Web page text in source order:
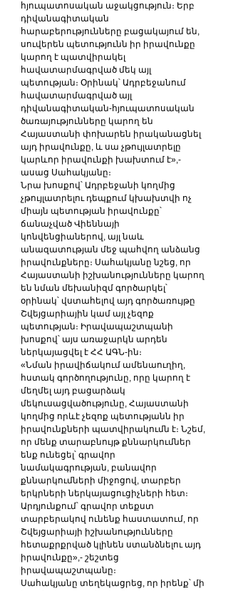
հյուպատոսական աջակցություն։ Երբ
դիվանագիտական
հարաբերությունները բացակայում են,
սուվերեն պետությունն իր իրավունքը
կարող է պատվիրակել
հավատարմագրված մեկ այլ
պետության։ Օրինակ՝ Ադրբեջանում
հավատարմագրված այլ
դիվանագիտական-հյուպատոսական
ծառայությունները կարող են
Հայաստանի փոխարեն իրականացնել
այդ իրավունքը, և սա չթույլատրելը
կարևոր իրավունքի խախտում է»,-
ասաց Սահակյանը։
Նրա խոսքով՝ Ադրբեջանի կողմից
չթույլատրելու դեպքում կխախտվի ոչ
միայն պետության իրավունքը՝
ճանաչված Վիեննայի
կոնվենցիաներով, այլ նաև
անազատության մեջ պահվող անձանց
իրավունքները։ Սահակյանը նշեց, որ
Հայաստանի իշխանությունները կարող
են նման մեխանիզմ գործարկել՝
օրինակ՝ վստահելով այդ գործառույթը
Շվեյցարիային կամ այլ չեզոք
պետության։ Իրավապաշտպանի
խոսքով՝ այս առաջարկն արդեն
ներկայացվել է ՀՀ ԱԳՆ-ին։
«Նման իրավիճակում ամենաուղիղ,
հստակ գործողությունը, որը կարող է
մեղմել այդ բացարձակ
մեկուսացվածությունը, Հայաստանի
կողմից որևէ չեզոք պետությանն իր
իրավունքների պատվիրակումն է։ Նշեմ,
որ մենք տարաբնույթ քննարկումներ
ենք ունեցել՝ գրավոր
նամակագրության, բանավոր
քննարկումների միջոցով, տարբեր
երկրների ներկայացուցիչների հետ։
Արդյունքում՝ գրավոր տեքստ
տարբերակով ունենք հաստատում, որ
Շվեյցարիայի իշխանությունները
հետաքրքրված կլինեն ստանձնելու այդ
իրավունքը»,- շեշտեց
իրավապաշտպանը։
Սահակյանը տեղեկացրեց, որ իրենք՝ մի